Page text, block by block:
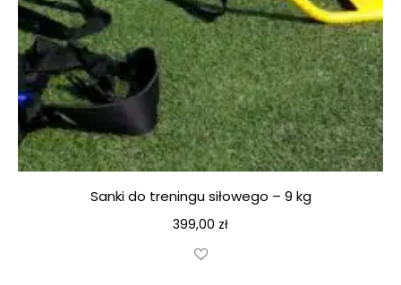
Sanki do treningu siłowego – 9 kg
399,00 zł